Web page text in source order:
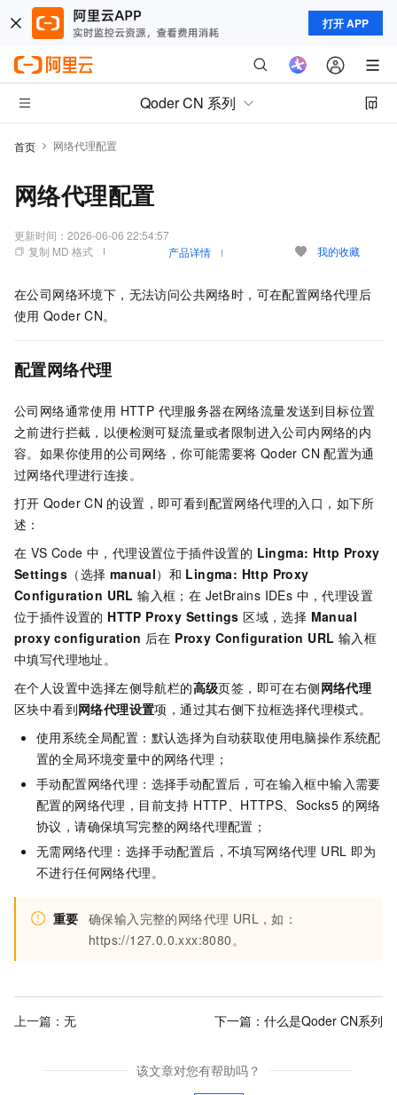
打开 APP
Qoder CN 系列
首页 网络代理配置
网络代理配置
更新时间： 2026-06-06 22:54:57
复制 MD 格式
产品详情 我的收藏
在公司网络环境下，无法访问公共网络时，可在配置网络代理后
使用 Qoder CN。
配置网络代理
公司网络通常使用 HTTP 代理服务器在网络流量发送到目标位置
之前进行拦截，以便检测可疑流量或者限制进入公司内网络的内
容。如果你使用的公司网络，你可能需要将 Qoder CN 配置为通
过网络代理进行连接。
打开 Qoder CN 的设置，即可看到配置网络代理的入口，如下所
述：
在 VS Code 中，代理设置位于插件设置的 Lingma: Http Proxy
Settings （选择 manual）和 Lingma: Http Proxy
Configuration URL 输入框；在 JetBrains IDEs 中，代理设置
位于插件设置的 HTTP Proxy Settings 区域，选择 Manual
proxy configuration 后在 Proxy Configuration URL 输入框
中填写代理地址。
在个人设置中选择左侧导航栏的高级页签，即可在右侧网络代理
区块中看到网络代理设置项，通过其右侧下拉框选择代理模式。
使用系统全局配置：默认选择为自动获取使用电脑操作系统配
置的全局环境变量中的网络代理；
手动配置网络代理：选择手动配置后，可在输入框中输入需要
配置的网络代理，目前支持 HTTP、HTTPS、Socks5 的网络
协议，请确保填写完整的网络代理配置；
无需网络代理：选择手动配置后，不填写网络代理 URL 即为
不进行任何网络代理。
重要 确保输入完整的网络代理 URL，如：
https://127.0.0.xxx:8080。
上一篇：无 下一篇： 什么是Qoder CN系列
该文章对您有帮助吗？